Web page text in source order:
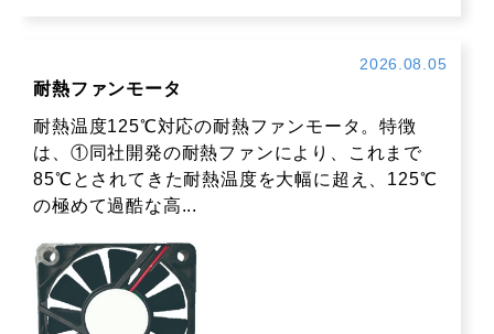
2026.08.05
耐熱ファンモータ
耐熱温度125℃対応の耐熱ファンモータ。特徴
は、①同社開発の耐熱ファンにより、これまで
85℃とされてきた耐熱温度を大幅に超え、125℃
の極めて過酷な高...